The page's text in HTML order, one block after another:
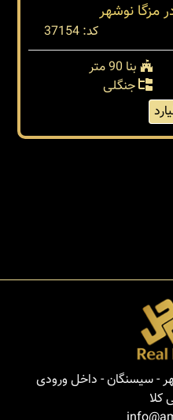
مزگا نوشهر
کد: 37154
بنا 90 متر
جنگلی
- سیسنگان - داخل ورودی
کلا